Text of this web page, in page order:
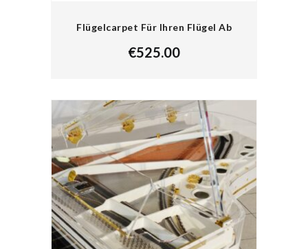
Flügelcarpet Für Ihren Flügel Ab
€525.00